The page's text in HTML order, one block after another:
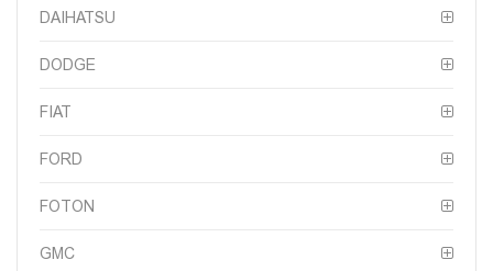
DAIHATSU
DODGE
FIAT
FORD
FOTON
GMC